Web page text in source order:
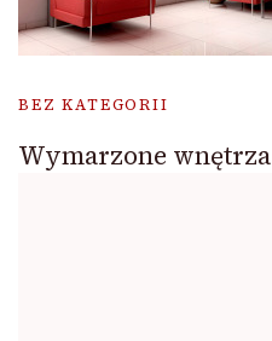
BEZ KATEGORII
Wymarzone wnętrza